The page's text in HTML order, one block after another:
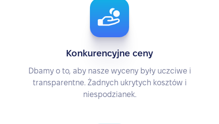
Konkurencyjne ceny
Dbamy o to, aby nasze wyceny były uczciwe i
transparentne. Żadnych ukrytych kosztów i
niespodzianek.